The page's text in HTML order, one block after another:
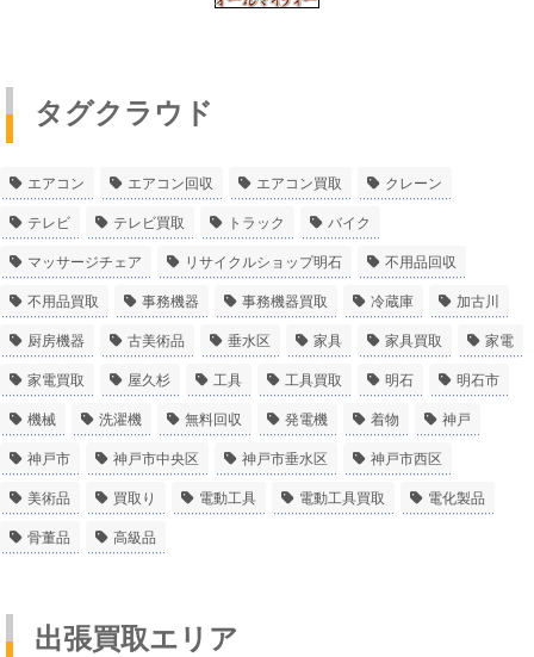
タグクラウド
エアコン エアコン回収 エアコン買取 クレーン
テレビ テレビ買取 トラック バイク
マッサージチェア リサイクルショップ明石 不用品回収
不用品買取 事務機器 事務機器買取 冷蔵庫 加古川
厨房機器 古美術品 垂水区 家具 家具買取 家電
家電買取 屋久杉 工具 工具買取 明石 明石市
機械 洗濯機 無料回収 発電機 着物 神戸
神戸市 神戸市中央区 神戸市垂水区 神戸市西区
美術品 買取り 電動工具 電動工具買取 電化製品
骨董品 高級品
出張買取エリア